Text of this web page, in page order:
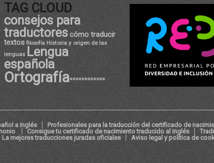
TAG CLOUD
consejos para
traductorescómo traducir
textos filosofía Historia y origen de las
lenguas Lengua
española
Ortografíaºººººººººººº
a inglés
Profesionales para la traducción del certificado de
Consigue tu certificado de nacimiento traducido al inglés
La mejores traducciones juradas oficiales
Aviso legal y política de